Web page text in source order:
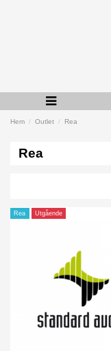
Hem Outlet Rea
Rea
Rea Utgående